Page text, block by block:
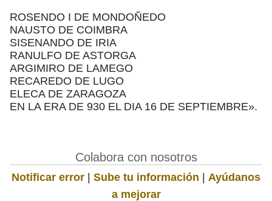
ROSENDO I DE MONDOÑEDO
NAUSTO DE COIMBRA
SISENANDO DE IRIA
RANULFO DE ASTORGA
ARGIMIRO DE LAMEGO
RECAREDO DE LUGO
ELECA DE ZARAGOZA
EN LA ERA DE 930 EL DIA 16 DE SEPTIEMBRE».
Colabora con nosotros
Notificar error | Sube tu información | Ayúdanos
a mejorar